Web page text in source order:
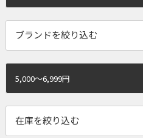
ブランドを絞り込む
5,000～6,999円